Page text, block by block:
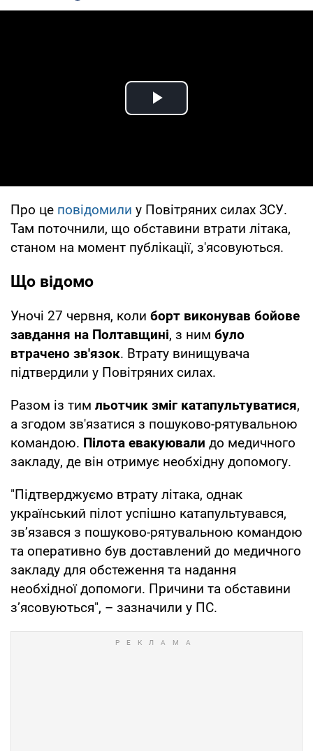
Play Video
Про це повідомили у Повітряних силах ЗСУ.
Там поточнили, що обставини втрати літака,
станом на момент публікації, з'ясовуються.
Що відомо
Уночі 27 червня, коли борт виконував бойове
завдання на Полтавщині, з ним було
втрачено зв'язок. Втрату винищувача
підтвердили у Повітряних силах.
Разом із тим льотчик зміг катапультуватися,
а згодом зв'язатися з пошуково-рятувальною
командою. Пілота евакуювали до медичного
закладу, де він отримує необхідну допомогу.
"Підтверджуємо втрату літака, однак
український пілот успішно катапультувався,
зв’язався з пошуково-рятувальною командою
та оперативно був доставлений до медичного
закладу для обстеження та надання
необхідної допомоги. Причини та обставини
з’ясовуються", – зазначили у ПС.